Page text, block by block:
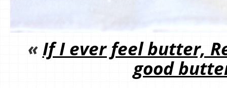
« If I ever feel butter,
good